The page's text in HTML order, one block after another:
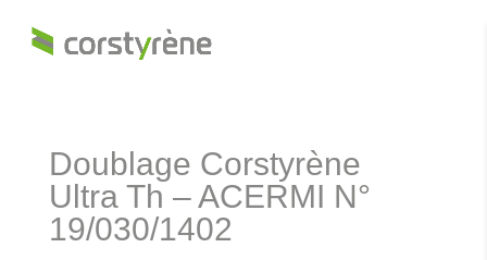
Doublage Corstyrène
Ultra Th – ACERMI N°
19/030/1402